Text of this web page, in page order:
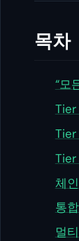
목차
“모
Tier
Tier
Tier
체
통
멀